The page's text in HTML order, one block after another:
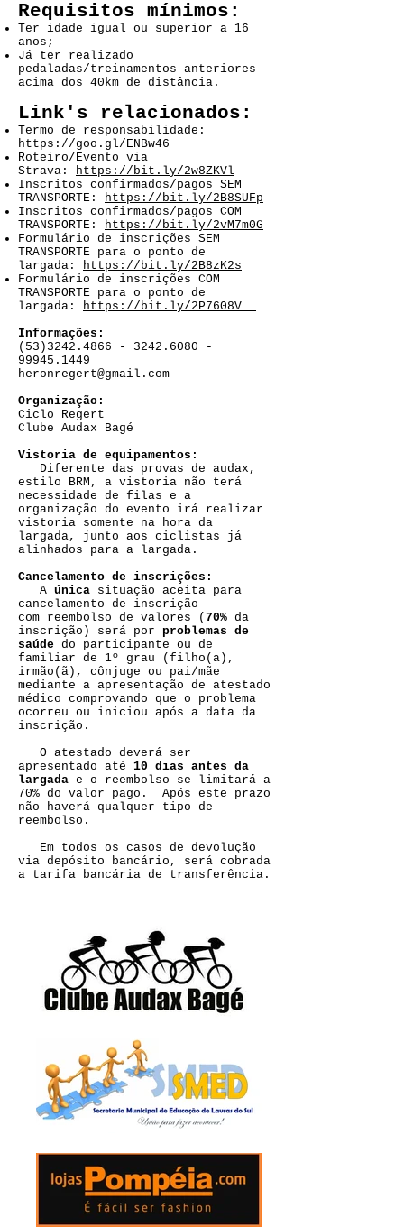
Requisitos mínimos:
Ter idade igual ou superior a 16
anos;
Já ter realizado
pedaladas/treinamentos anteriores
acima dos 40km de distância.
Link's relacionados:
Termo de responsabilidade:
https://goo.gl/ENBw46
Roteiro/Evento via
Strava: https://bit.ly/2w8ZKVl
Inscritos confirmados/pagos SEM
TRANSPORTE: https://bit.ly/2B8SUFp
Inscritos confirmados/pagos COM
TRANSPORTE: https://bit.ly/2vM7m0G
Formulário de inscrições SEM
TRANSPORTE para o ponto de
largada: https://bit.ly/2B8zK2s
Formulário de inscrições COM
TRANSPORTE para o ponto de
largada: https://bit.ly/2P7608V
Informações:
(53)3242.4866 - 3242 .6080 -
99945.1449
heronregert@gmail.com
Organização:
Ciclo Regert
Clube Audax Bagé
Vistoria de equipamentos:
Diferente das provas de audax,
estilo BRM, a vistoria não terá
necessidade de filas e a
organização do evento irá realizar
vistoria somente na hora da
largada, junto aos ciclistas já
alinhados para a largada.
Cancelamento de inscrições:
A única situação aceita para
cancelamento de inscrição
com reembolso de valores ( 70% da
inscrição) será por problemas de
saúde do participante ou de
familiar de 1º grau (filho(a),
irmão(ã), cônjuge ou pai/mãe
mediante a apresentação de atestado
médico comprovando que o problema
ocorreu ou iniciou após a data da
inscrição.
O atestado deverá ser
apresentado até 10 dias antes da
largada e o reembolso se limitará a
70% do valor pago. Após este prazo
não haverá qualquer tipo de
reembolso.
Em todos os casos de devolução
via depósito bancário, será cobrada
a tarifa bancária de transferência.